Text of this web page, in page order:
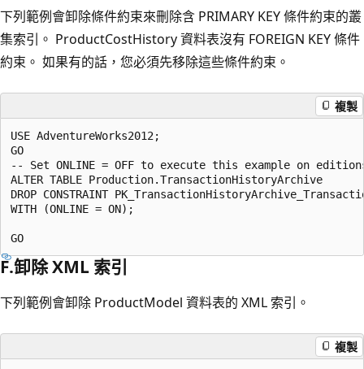
下列範例會卸除條件約束來刪除含 PRIMARY KEY 條件約束的叢
集索引。 ProductCostHistory 資料表沒有 FOREIGN KEY 條件
約束。 如果有的話，您必須先移除這些條件約束。
複製
USE AdventureWorks2012;
GO
-- Set ONLINE = OFF to execute this example on
ALTER TABLE Production.TransactionHistoryArchive
DROP CONSTRAINT
WITH (ONLINE = ON);
F.卸除 XML 索引
下列範例會卸除 ProductModel 資料表的 XML 索引。
複製